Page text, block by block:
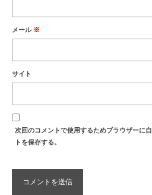
メール ※
サイト
次回のコメントで使用するためブラウザーに
トを保存する。